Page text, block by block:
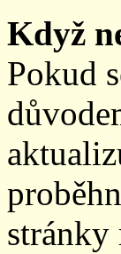
Když
Pokud
stránky